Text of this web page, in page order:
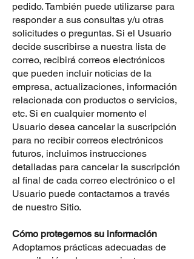
pedido. También puede utilizarse para
responder a sus consultas y/u otras
solicitudes o preguntas. Si el Usuario
decide suscribirse a nuestra lista de
correo, recibirá correos electrónicos
que pueden incluir noticias de la
empresa, actualizaciones, información
relacionada con productos o servicios,
etc. Si en cualquier momento el
Usuario desea cancelar la suscripción
para no recibir correos electrónicos
futuros, incluimos instrucciones
detalladas para cancelar la suscripción
al final de cada correo electrónico o el
Usuario puede contactarnos a través
de nuestro Sitio.
Cómo protegemos su información
Adoptamos prácticas adecuadas de